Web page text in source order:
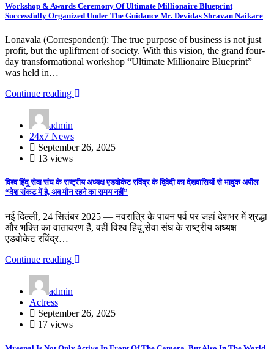
Workshop & Awards Ceremony Of Ultimate Millionaire Blueprint
Successfully Organized Under The Guidance Mr. Devidas Shravan Naikare
Lonavala (Correspondent): The true purpose of business is not just
profit, but the upliftment of society. With this vision, the grand four-
day transformational workshop “Ultimate Millionaire Blueprint”
was held in…
Continue reading
admin
24x7 News
September 26, 2025
13 views
विश्व हिंदू सेवा संघ के राष्ट्रीय अध्यक्ष एडवोकेट रविंद्र के द्विवेदी का देशवासियों से भावुक अपील
“देश संकट में है, अब मौन रहने का समय नहीं”
नई दिल्ली, 24 सितंबर 2025 — नवरात्रि के पावन पर्व पर जहां देशभर में श्रद्धा
और भक्ति का वातावरण है, वहीं विश्व हिंदू सेवा संघ के राष्ट्रीय अध्यक्ष
एडवोकेट रविंद्र…
Continue reading
admin
Actress
September 26, 2025
17 views